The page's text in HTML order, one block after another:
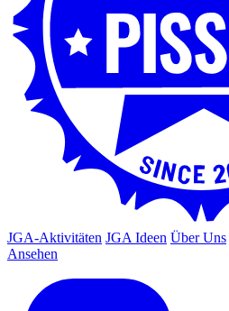
JGA-Aktivitäten JGA Ideen Über Uns
Ansehen